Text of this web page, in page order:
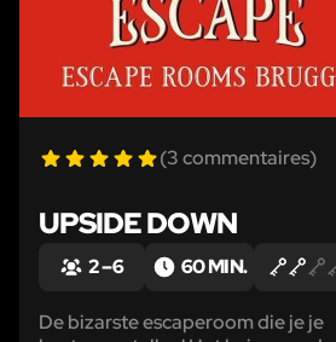
(3 commentaires)
UPSIDE DOWN
2 – 6 60 MIN.
De bizarste escaperoom die je je